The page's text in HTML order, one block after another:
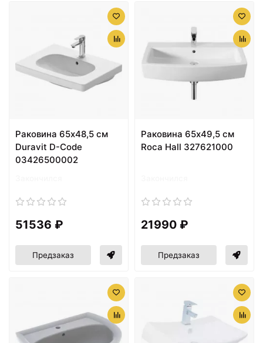
Раковина 65х48,5 см
Duravit D-Code
03426500002
51536 ₽
Предзаказ
Раковина 65х49,5 см
Roca Hall 327621000
21990 ₽
Предзаказ